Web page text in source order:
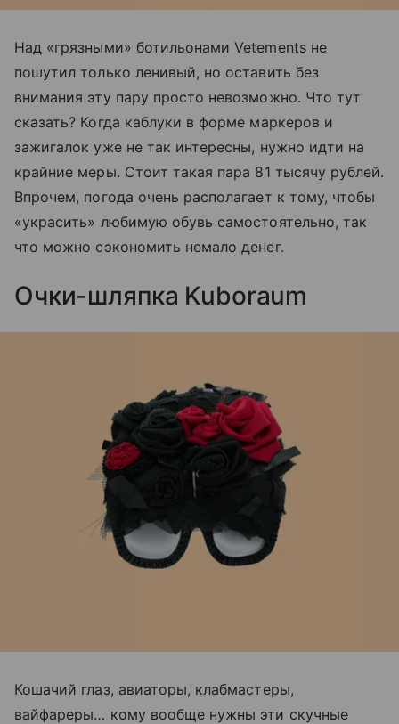
Над «грязными» ботильонами Vetements не
пошутил только ленивый, но оставить без
внимания эту пару просто невозможно. Что тут
сказать? Когда каблуки в форме маркеров и
зажигалок уже не так интересны, нужно идти на
крайние меры. Стоит такая пара 81 тысячу рублей.
Впрочем, погода очень располагает к тому, чтобы
«украсить» любимую обувь самостоятельно, так
что можно сэкономить немало денег.
Очки-шляпка Kuboraum
Кошачий глаз, авиаторы, клабмастеры,
вайфареры… кому вообще нужны эти скучные